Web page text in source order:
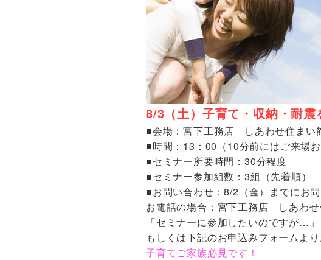
8/3（土）子育て・収納・耐震
■会場：宮下工務店 しあわせ住まい
■時間：13：00（10分前にはご来場お
■セミナー所要時間：30分程度
■セミナー参加組数：3組（先着順）
■お問い合わせ：8/2（金）までにお
お電話の場合：宮下工務店 しあわ
「セミナーに参加したいのですが…」
もしくは下記のお申込みフォームより
子育てご家族必見です！